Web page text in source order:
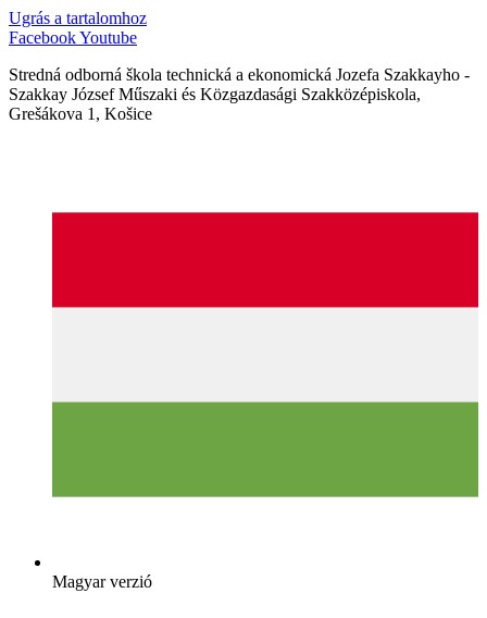
Ugrás a tartalomhoz
FacebookYoutube
Stredná odborná škola technická a ekonomická Jozefa Szakkayho -
Szakkay József Műszaki és Közgazdasági Szakközépiskola,
Grešákova 1, Košice
Magyar verzió